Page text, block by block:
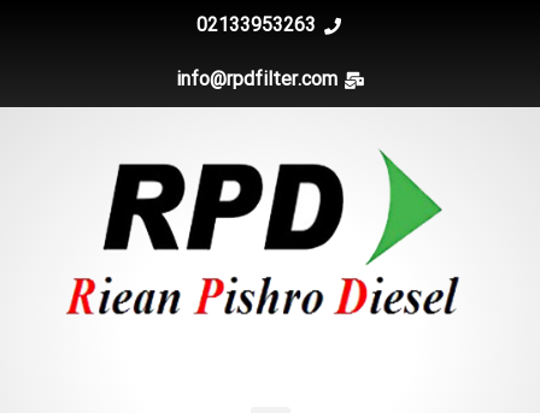
02133953263
info@rpdfilter.com